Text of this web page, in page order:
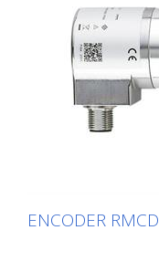
ENCODER RMCD